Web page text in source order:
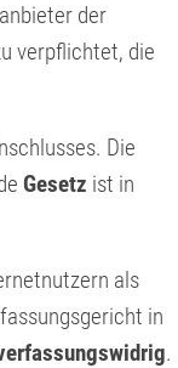
der
verpflichtet, die
Die
Gesetz ist in
als
in
.